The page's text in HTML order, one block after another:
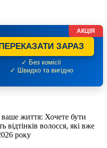
ПЕРЕКАЗАТИ ЗАРАЗ
✓ Без комісії
✓ Швидко та вигідно
АКЦІЯ
життя: Хочете бути
відтінків волосся, які вже
року